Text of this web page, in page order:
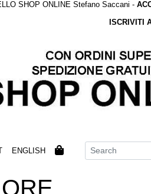
SHOP ONLINE Stefano Saccani -
ISCRIVITI
ENGLISH